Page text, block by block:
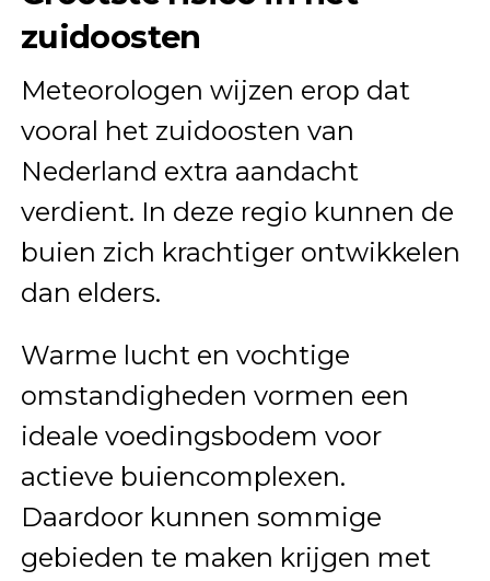
zuidoosten
Meteorologen wijzen erop dat
vooral het zuidoosten van
Nederland extra aandacht
verdient. In deze regio kunnen de
buien zich krachtiger ontwikkelen
dan elders.
Warme lucht en vochtige
omstandigheden vormen een
ideale voedingsbodem voor
actieve buiencomplexen.
Daardoor kunnen sommige
gebieden te maken krijgen met